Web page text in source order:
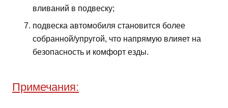
вливаний в подвеску;
подвеска автомобиля становится более
собранной/упругой, что напрямую влияет на
безопасность и комфорт езды.
Примечания: